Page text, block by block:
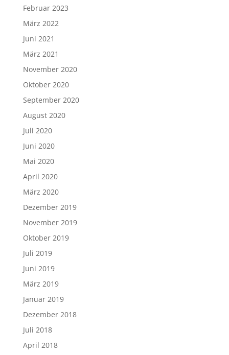
Februar 2023
März 2022
Juni 2021
März 2021
November 2020
Oktober 2020
September 2020
August 2020
Juli 2020
Juni 2020
Mai 2020
April 2020
März 2020
Dezember 2019
November 2019
Oktober 2019
Juli 2019
Juni 2019
März 2019
Januar 2019
Dezember 2018
Juli 2018
April 2018